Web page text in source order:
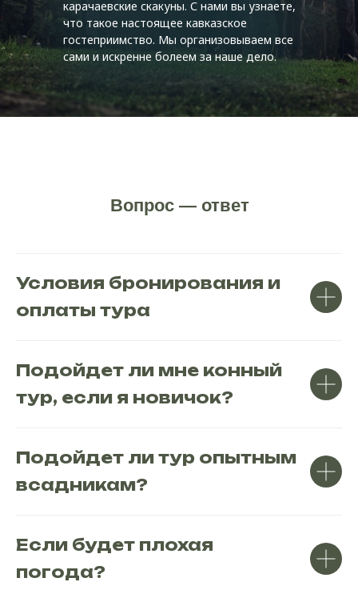
карачаевские скакуны. С нами вы узнаете,
что такое настоящее кавказское
гостеприимство. Мы организовываем все
сами и искренне болеем за наше дело.
Вопрос — ответ
Условия бронирования и
оплаты тура
Подойдет ли мне конный
тур, если я новичок?
Подойдет ли тур опытным
всадникам?
Если будет плохая
погода?